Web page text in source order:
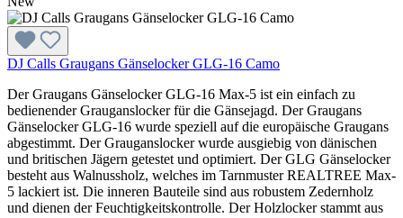
DJ Calls Graugans Gänselocker GLG-16 Camo
Der Graugans Gänselocker GLG-16 Max-5 ist ein einfach zu
bedienender Grauganslocker für die Gänsejagd. Der Graugans
Gänselocker GLG-16 wurde speziell auf die europäische Graugans
abgestimmt. Der Grauganslocker wurde ausgiebig von dänischen
und britischen Jägern getestet und optimiert. Der GLG Gänselocker
besteht aus Walnussholz, welches im Tarnmuster REALTREE Max-
5 lackiert ist. Die inneren Bauteile sind aus robustem Zedernholz
und dienen der Feuchtigkeitskontrolle. Der Holzlocker stammt aus